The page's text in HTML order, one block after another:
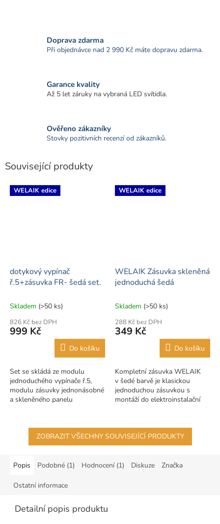
Doprava zdarma
Při objednávce nad 2 990 Kč máte dopravu zdarma.
Garance kvality
Až 5 let záruky na vybraná LED svítidla.
Ověřeno zákazníky
Stovky pozitivních recenzí od zákazníků.
Související produkty
WELAIK edice
dotykový vypínač
ř.5+zásuvka FR- šedá set.
Skladem (>50 ks)
826 Kč bez DPH
999 Kč
Do košíku
Set se skládá ze modulu
jednoduchého vypínače ř.5,
modulu zásuvky jednonásobné
a skleněného panelu
WELAIK edice
WELAIK Zásuvka skleněná
jednoduchá šedá
Skladem (>50 ks)
288 Kč bez DPH
349 Kč
Do košíku
Kompletní zásuvka WELAIK
v šedé barvě je klasickou
jednoduchou zásuvkou s
montáží do elektroinstalační
ZOBRAZIT VŠECHNY SOUVISEJÍCÍ PRODUKTY
Popis Podobné (1) Hodnocení (1) Diskuze Značka
Ostatní informace
Detailní popis produktu